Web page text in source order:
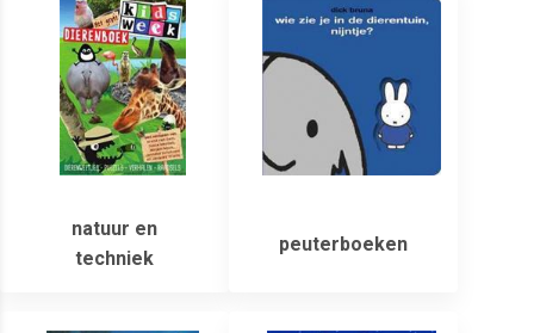
natuur en
techniek
peuterboeken